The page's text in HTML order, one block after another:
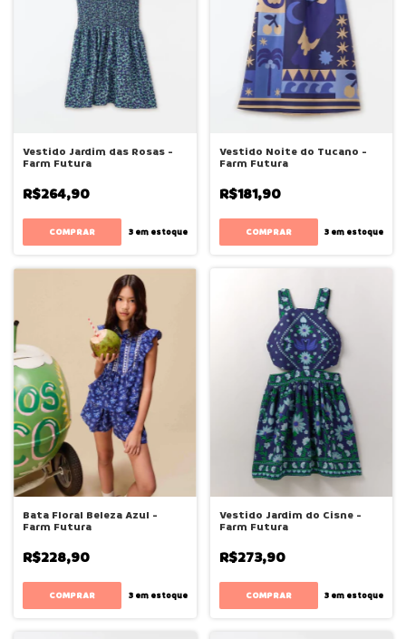
Vestido Jardim das Rosas -
Farm Futura
R$264,90
COMPRAR 3em estoque
Vestido Noite do Tucano -
Farm Futura
R$181,90
COMPRAR 3 em estoque
Bata Floral Beleza Azul -
Farm Futura
R$228,90
COMPRAR 3em estoque
Vestido Jardim do Cisne -
Farm Futura
R$273,90
COMPRAR 3 em estoque